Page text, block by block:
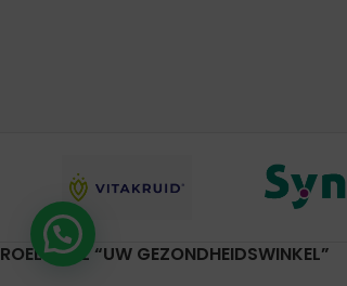
ROELVITAL “UW GEZONDHEIDSWINKEL”